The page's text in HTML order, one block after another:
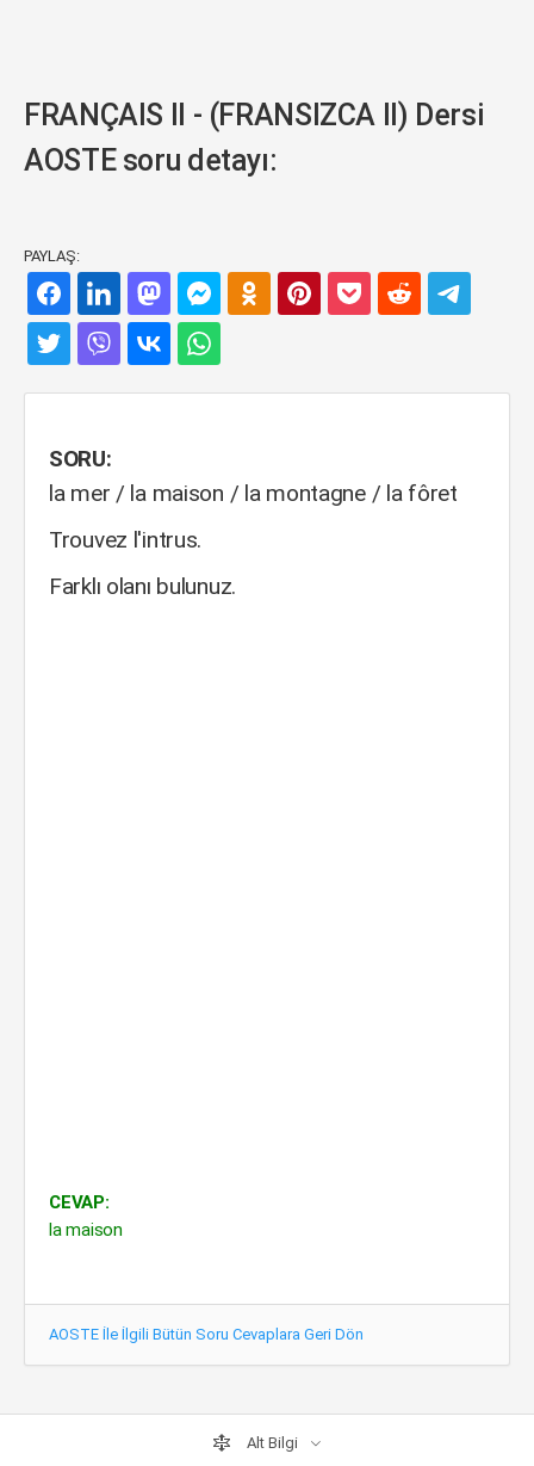
FRANÇAIS II - (FRANSIZCA II) Dersi
AOSTE soru detayı:
PAYLAŞ:
SORU:
la mer / la maison / la montagne / la fôret
Trouvez l'intrus.
Farklı olanı bulunuz.
CEVAP:
la maison
AOSTE İle İlgili Bütün Soru Cevaplara Geri Dön
Alt Bilgi